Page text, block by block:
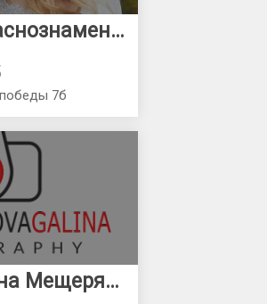
Фотограф в Краснознаменске
7б
Фотограф Галина Мещерякова